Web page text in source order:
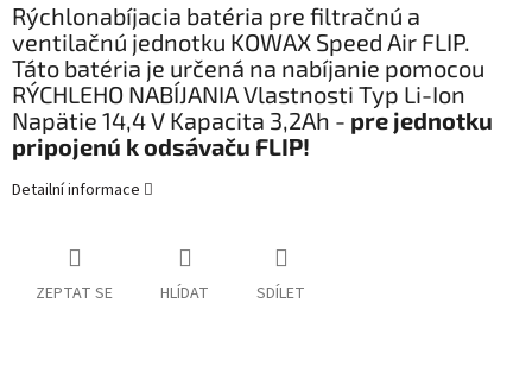
Rýchlonabíjacia batéria pre filtračnú a
ventilačnú jednotku KOWAX Speed Air FLIP.
Táto batéria je určená na nabíjanie pomocou
RÝCHLEHO NABÍJANIA Vlastnosti Typ Li-Ion
Napätie 14,4 V Kapacita 3,2Ah - pre jednotku
pripojenú k odsávaču FLIP!
Detailní informace
ZEPTAT SE HLÍDAT SDÍLET